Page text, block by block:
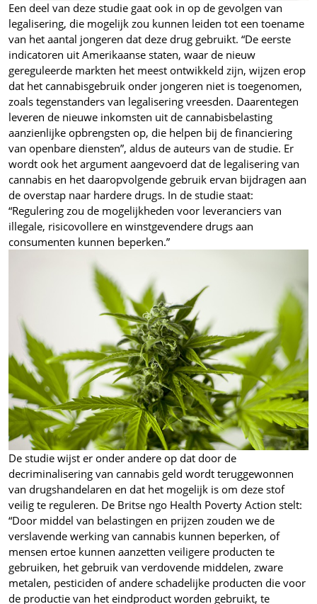
Een deel van deze studie gaat ook in op de gevolgen van
legalisering, die mogelijk zou kunnen leiden tot een toename
van het aantal jongeren dat deze drug gebruikt. “De eerste
indicatoren uit Amerikaanse staten, waar de nieuw
gereguleerde markten het meest ontwikkeld zijn, wijzen erop
dat het cannabisgebruik onder jongeren niet is toegenomen,
zoals tegenstanders van legalisering vreesden. Daarentegen
leveren de nieuwe inkomsten uit de cannabisbelasting
aanzienlijke opbrengsten op, die helpen bij de financiering
van openbare diensten”, aldus de auteurs van de studie. Er
wordt ook het argument aangevoerd dat de legalisering van
cannabis en het daaropvolgende gebruik ervan bijdragen aan
de overstap naar hardere drugs. In de studie staat:
“Regulering zou de mogelijkheden voor leveranciers van
illegale, risicovollere en winstgevendere drugs aan
consumenten kunnen beperken.”
De studie wijst er onder andere op dat door de
decriminalisering van cannabis geld wordt teruggewonnen
van drugshandelaren en dat het mogelijk is om deze stof
veilig te reguleren. De Britse ngo Health Poverty Action stelt:
“Door middel van belastingen en prijzen zouden we de
verslavende werking van cannabis kunnen beperken, of
mensen ertoe kunnen aanzetten veiligere producten te
gebruiken, het gebruik van verdovende middelen, zware
metalen, pesticiden of andere schadelijke producten die voor
de productie van het eindproduct worden gebruikt, te